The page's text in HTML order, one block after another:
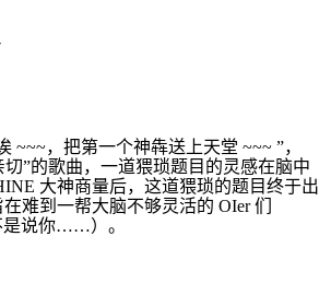
~~~，把第一个神犇送上天堂 ~~~ ”，
”的歌曲，一道猥琐题目的灵感在脑中
大神商量后，这道猥琐的题目终于出
难到一帮大脑不够灵活的 OIer 们
是说你……）。